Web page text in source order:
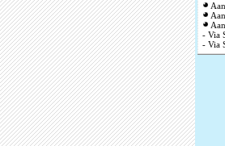
- Via
- Via